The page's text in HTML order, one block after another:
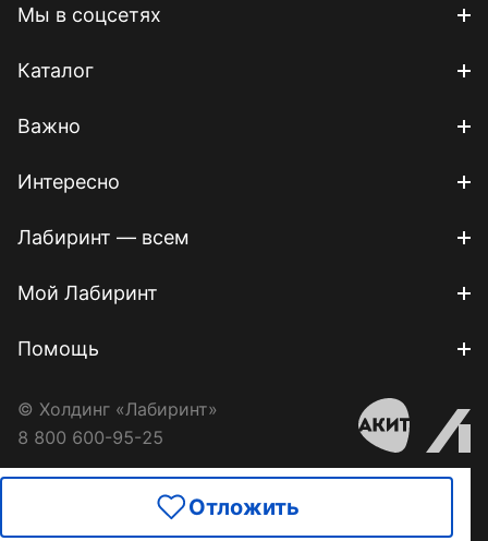
Отложить
Мы в соцсетях
Каталог
Важно
Интересно
Лабиринт — всем
Мой Лабиринт
Помощь
© Холдинг «Лабиринт»
8 800 600-95-25